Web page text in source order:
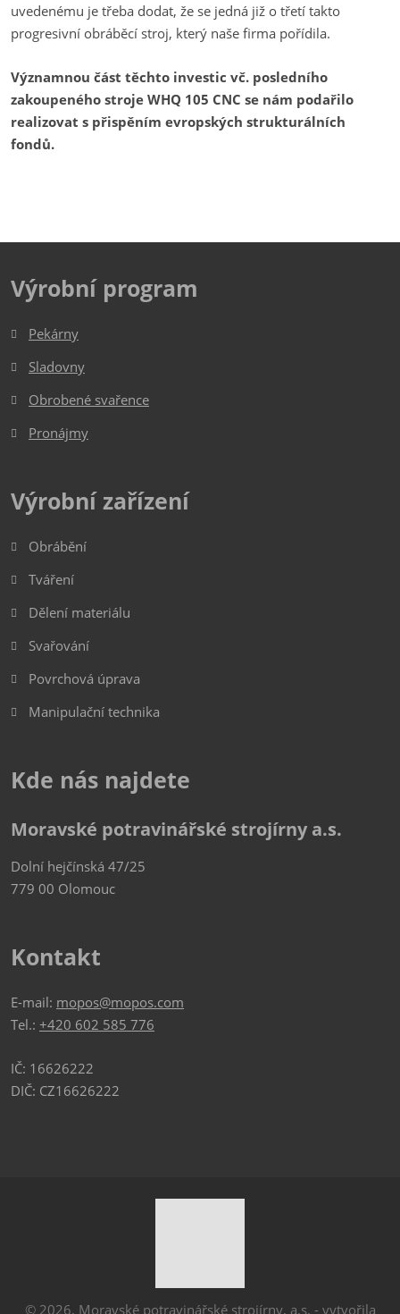
uvedenému je třeba dodat, že se jedná již o třetí takto
progresivní obráběcí stroj, který naše firma pořídila.
Významnou část těchto investic vč. posledního
zakoupeného stroje WHQ 105 CNC se nám podařilo
realizovat s přispěním evropských strukturálních
fondů.
Výrobní program
Pekárny
Sladovny
Obrobené svařence
Pronájmy
Výrobní zařízení
Obrábění
Tváření
Dělení materiálu
Svařování
Povrchová úprava
Manipulační technika
Kde nás najdete
Moravské potravinářské strojírny a.s.
Dolní hejčínská 47/25
779 00 Olomouc
Kontakt
E-mail: mopos@mopos.com
Tel.: +420 602 585 776
IČ: 16626222
DIČ: CZ16626222
© 2026, Moravské potravinářské strojírny, a.s. - vytvořila